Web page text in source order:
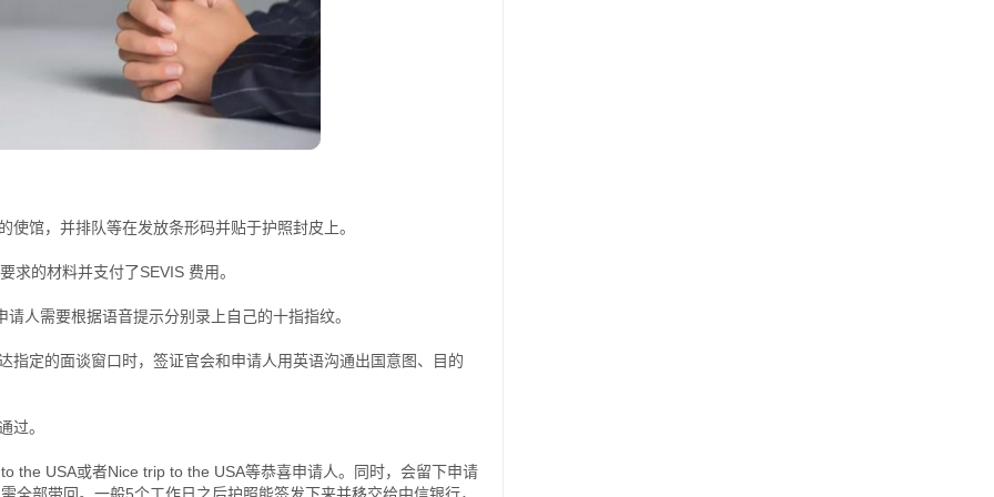
，并排队等在发放条形码并贴于护照封皮上。
的材料并支付了SEVIS 费用。
需要根据语音提示分别录上自己的十指指纹。
的面谈窗口时，签证官会和申请人用英语沟通出国意图、目的
。
USA或者Nice trip to the USA等恭喜申请人。同时，会留下申请